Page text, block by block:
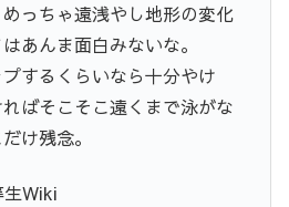
っちゃ遠浅やし地形の変化
あんま面白みないな。
するくらいなら十分やけ
ばそこそこ遠くまで泳がな
け残念。
Wiki